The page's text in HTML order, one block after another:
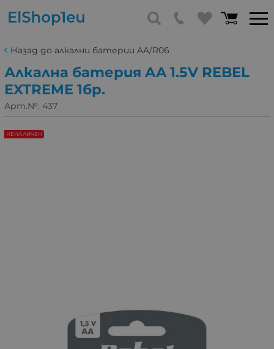
Назад до алкални батерии AA/R06
Алкална батерия AA 1.5V REBEL
EXTREME 1бр.
Арт.№: 437
НЕНАЛИЧЕН